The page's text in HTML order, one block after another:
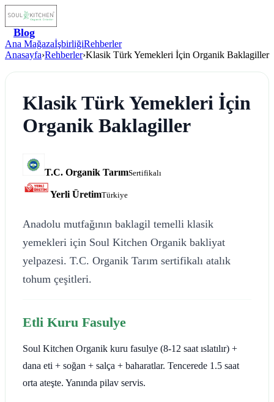
Blog
Ana MağazaİşbirliğiRehberler
Anasayfa›Rehberler›Klasik Türk Yemekleri İçin Organik Baklagiller
Klasik Türk Yemekleri İçin
Organik Baklagiller
T.C. Organik TarımSertifikalı
Yerli ÜretimTürkiye
Anadolu mutfağının baklagil temelli klasik
yemekleri için Soul Kitchen Organik bakliyat
yelpazesi. T.C. Organik Tarım sertifikalı atalık
tohum çeşitleri.
Etli Kuru Fasulye
Soul Kitchen Organik kuru fasulye (8-12 saat ıslatılır) +
dana eti + soğan + salça + baharatlar. Tencerede 1.5 saat
orta ateşte. Yanında pilav servis.